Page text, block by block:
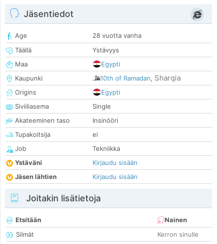
Jäsentiedot
Age
28 vuotta vanha
Täällä
Ystävyys
Maa
Egypti
Kaupunki
10th of Ramadan, Sharqia
Origins
Egypti
Siviiliasema
Single
Akateeminen taso
Insinööri
Tupakoitsija
ei
Job
Tekniikka
Ystäväni
Kirjaudu sisään
Jäsen lähtien
Kirjaudu sisään
Joitakin lisätietoja
Etsitään
Nainen
Silmät
Kerron sinulle